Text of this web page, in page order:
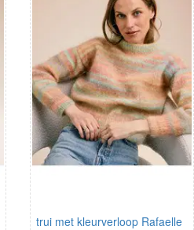
trui met kleurverloop Rafaelle